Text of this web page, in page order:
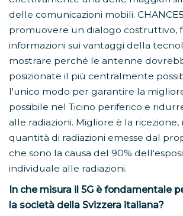
delle comunicazioni mobili.
promuovere un dialogo costruttivo,
informazioni sui vantaggi della
mostrare perché le antenne
posizionate il più centralmente
l'unico modo per garantire la
possibile nel Ticino periferico e
alle radiazioni. Migliore è la ricezione,
quantità di radiazioni emesse dal
che sono la causa del 90%
individuale alle radiazioni.
In che misura il 5G è fondamentale
la società della Svizzera italiana?